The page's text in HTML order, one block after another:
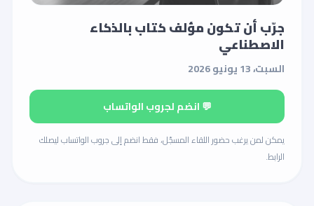
جرّب أن تكون مؤلف كتاب بالذكاء
الاصطناعي
السبت، 13 يونيو 2026
💬 انضم لجروب الواتساب
يمكن لمن يرغب حضور اللقاء المسجّل، فقط انضم إلى جروب الواتساب ليصلك
الرابط.